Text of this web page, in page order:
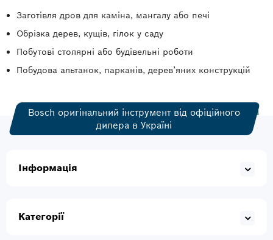
Заготівля дров для каміна, мангалу або печі
Обрізка дерев, кущів, гілок у саду
Побутові столярні або будівельні роботи
Побудова альтанок, парканів, дерев’яних конструкцій
Bosch оригінальний інструмент від офіційного
дилера в Україні
Інформація
Категорії